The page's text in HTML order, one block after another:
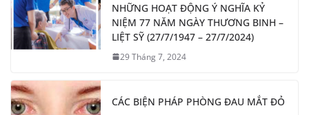
NHỮNG HOẠT ĐỘNG Ý NGHĨA KỶ
NIỆM 77 NĂM NGÀY THƯƠNG BINH –
LIỆT SỸ (27/7/1947 – 27/7/2024)
29 Tháng 7, 2024
CÁC BIỆN PHÁP PHÒNG ĐAU MẮT ĐỎ